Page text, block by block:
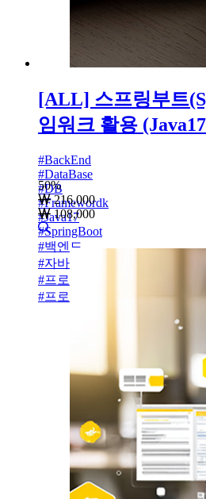
[ALL] 스프링부트
임워크 활용
#BackEnd
#DataBase
#DB
#Framewordk
#Java17
#SpringBoot
#백엔드
#자바
#프로그래밍
#프로그래밍언너
50%
216,000
108,000